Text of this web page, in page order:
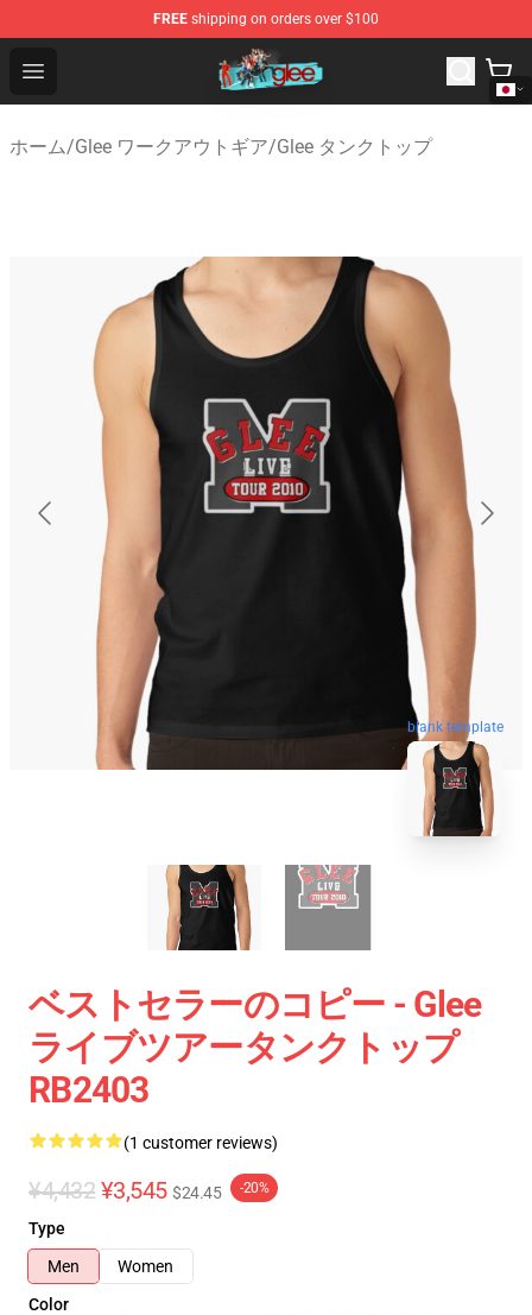
FREE shipping on orders over $100
Open menu
Glee Store - Official Glee Merchandise Shop
ホーム/Glee ワークアウトギア/Glee タンクトップ
blank template
ベストセラーのコピー - Glee
ライブツアータンクトップ
RB2403
(1 customer reviews)
¥4,432 ¥3,545 $24.45 -20%
Type
Men
Women
Color